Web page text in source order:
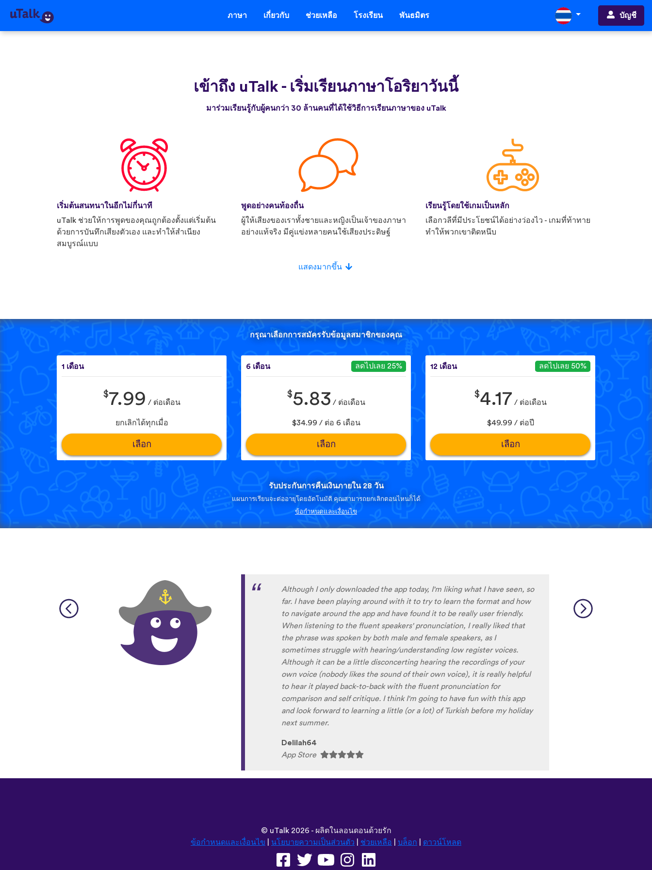
ภาษา เกี่ยวกับ ช่วยเหลือ โรงเรียน พันธมิตร บัญชี
เข้าถึง uTalk - เริ่มเรียนภาษาโอริยาวันนี้
มาร่วมเรียนรู้กับผู้คนกว่า 30 ล้านคนที่ได้ใช้วิธีการเรียนภาษาของ uTalk
เริ่มต้นสนทนาในอีกไม่กี่นาที
uTalk ช่วยให้การพูดของคุณถูกต้องตั้งแต่เริ่มต้น
ด้วยการบันทึกเสียงตัวเอง และทำให้สำเนียง
สมบูรณ์แบบ
พูดอย่างคนท้องถื่น
ผู้ให้เสียงของเราทั้งชายและหญิงเป็นเจ้าของภาษา
อย่างแท้จริง มีคู่แข่งหลายคนใช้เสียงประดิษฐ์
เรียนรู้โดยใช้เกมเป็นหลัก
เลือกวลีที่มีประโยชน์ได้อย่างว่องไว - เกมที่ท้าทาย
ทำให้พวกเขาติดหนึบ
แสดงมากขึ้น
กรุณาเลือกการสมัครรับข้อมูลสมาชิกของคุณ
1 เดือน
$7.99 / ต่อเดือน
ยกเลิกได้ทุกเมื่อ
เลือก
6 เดือน ลดไปเลย 25%
$5.83 / ต่อเดือน
$34.99 / ต่อ 6 เดือน
เลือก
12 เดือน ลดไปเลย 50%
$4.17 / ต่อเดือน
$49.99 / ต่อปี
เลือก
รับประกันการคืนเงินภายใน 28 วัน
แผนการเรียนจะต่ออายุโดยอัตโนมัติ คุณสามารถยกเลิกตอนไหนก็ได้
ข้อกำหนดและเงื่อนไข
I’m SOOOOO grateful, you are literally the only app who has SO MANY
African languages !!!!! I recently took a DNA test and I really want to
reconnect with my African roots and it’s so hard to find African
languages other than Swahili on the internet and the resources aren’t
easily accessible… the fact that you have So many languages makes me
so happy because of you, I’ll be able to learn Lingala, Yoruba , Zulu ,
Xhosa !!! Thank you x10000000 ! And your games are very interactive,
fun and the vocabulary words that you suggest offer a great virtual
immersion / introduction to the language :) perfect for beginners!!! Ps:
Are you planing to add Ewe , Fon and Akan in the future? 😍😍 😍they
are the official languages of Benin, Togo and Ghana :D Thanks🙏 😊
App Store
ข้อกำหนดและเงื่อนไข|นโยบายความเป็นส่วนตัว|ช่วยเหลือ